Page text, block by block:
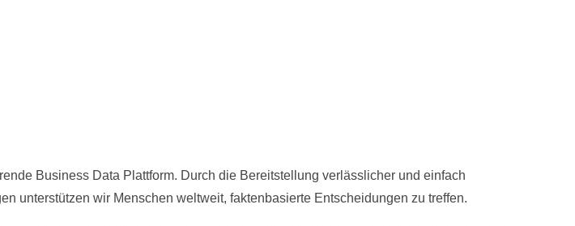
Business Data Plattform. Durch die Bereitstellung verlässlicher und einfach
unterstützen wir Menschen weltweit, faktenbasierte Entscheidungen zu treffen.